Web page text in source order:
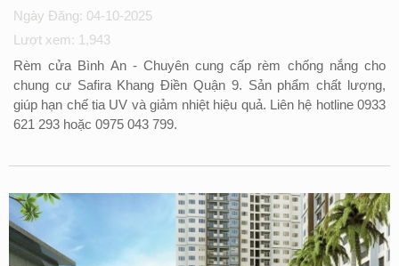
Ngày Đăng: 04-10-2025
Lượt xem: 1,943
Rèm cửa Bình An - Chuyên cung cấp rèm chống nắng cho
chung cư Safira Khang Điền Quận 9. Sản phẩm chất lượng,
giúp hạn chế tia UV và giảm nhiệt hiệu quả. Liên hệ hotline 0933
621 293 hoặc 0975 043 799.